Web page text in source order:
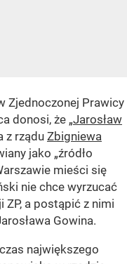
Zjednoczonej Prawicy
donosi, że „Jarosław
z rządu Zbigniewa
jako „źródło
mieści się
nie chce wyrzucać
a postąpić z nimi
Gowina.
największego